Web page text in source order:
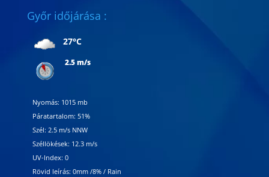
Győr időjárása :
27°C
2.5 m/s
Nyomás: 1015 mb
Páratartalom: 51%
Szél: 2.5 m/s NNW
Széllökések: 12.3 m/s
UV-Index: 0
Rövid leírás: 0mm/8%/ Rain